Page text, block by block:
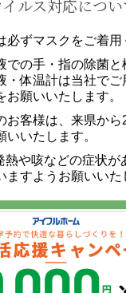
ルス対応につい
必ずマスクをご着用
での手・指の除菌と
・体温計は当社でご
願いいたします。
お客様は、来県か
いたします。
や咳などの症状が
ますようお願いいた